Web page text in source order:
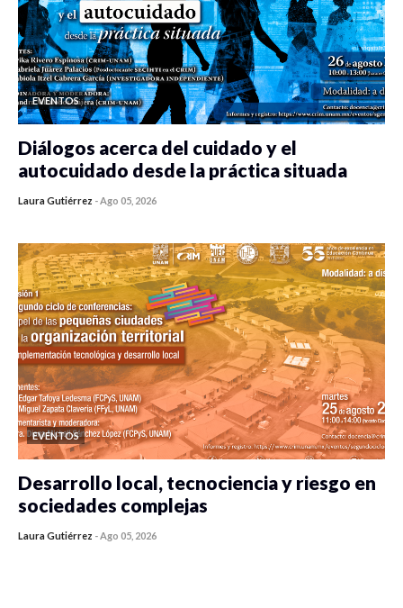
EVENTOS
Diálogos acerca del cuidado y el
autocuidado desde la práctica situada
Laura Gutiérrez -Ago 05, 2026
EVENTOS
Desarrollo local, tecnociencia y riesgo en
sociedades complejas
Laura Gutiérrez -Ago 05, 2026